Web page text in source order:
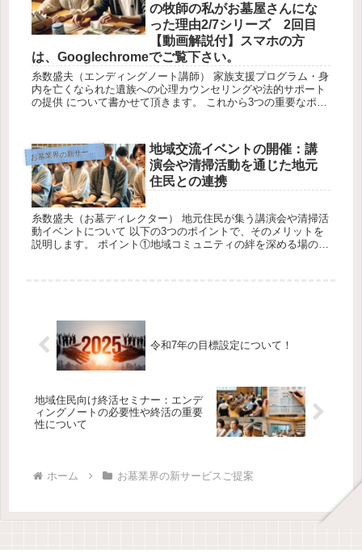
の牧師の私がお墓屋さんにな
った理由2/7シリーズ 2回目
【動画解説付】スマホの方
は、Googlechromeでご覧下さい。
糸数盛夫（エンディングノート講師） 家族支援プログラム・身
内を亡くなられた遺族への心理カウンセリングや法的サポート
の提供 について書かせて頂きます。 これから3つの重要なポイ
お 墓業界の新サービスご提案
地域交流イベントの開催：講
演会や清掃活動を通じた地元
住民との連携
糸数盛夫（お墓ディレクター） 地元住民が集う講演会や清掃活
動イベントについて 以下の3つのポイントで、そのメリットを
説明します。 ポイント①地域コミュニティの絆を深める場の提
令和7年の目標設定について！
地域住民向け終活セミナー：エンデ
ィングノートの必要性や終活の重要
性について
ホーム お墓業界の新サービスご提案